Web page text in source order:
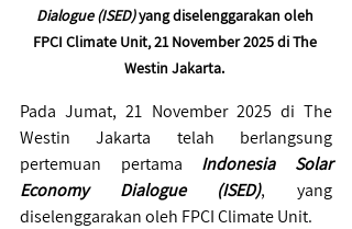
Dialogue (ISED) yang diselenggarakan oleh
FPCI Climate Unit, 21 November 2025 di The
Westin Jakarta.
Pada Jumat, 21 November 2025 di The
Westin Jakarta telah berlangsung
pertemuan pertama Indonesia Solar
Economy Dialogue (ISED), yang
diselenggarakan oleh FPCI Climate Unit.